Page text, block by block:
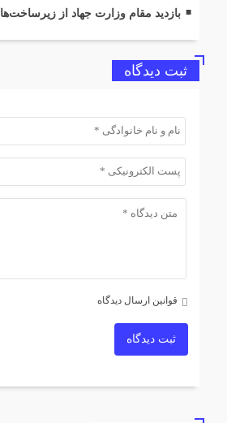
بازدید مقام وزارت جهاد از
ثبت دیدگاه
قوانین ارسال دیدگاه
ثبت دیدگاه